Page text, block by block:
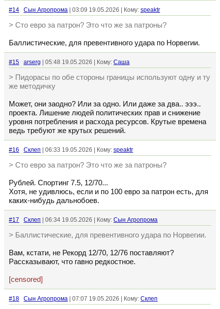
#14 Сын Агропрома | 03:09 19.05.2026 | Кому: speaktr
> Сто евро за патрон? Это что же за патроны?
Баллистические, для превентивного удара по Норвегии.
#15 arserg | 05:48 19.05.2026 | Кому: Cаша
> Пидорасы по обе стороны границы используют одну и ту
же методичку
Может, они заодно? Или за одно. Или даже за два.. эээ..
проекта. Лишение людей политических прав и снижение
уровня потребления и расхода ресурсов. Крутые времена
ведь требуют же крутых решений.
#16 Склеп | 06:33 19.05.2026 | Кому: speaktr
> Сто евро за патрон? Это что же за патроны?
Рублей. Спортинг 7.5, 12/70...
Хотя, не удивлюсь, если и по 100 евро за патрон есть, для
каких-нибудь дальнобоев.
#17 Склеп | 06:34 19.05.2026 | Кому: Сын Агропрома
> Баллистические, для превентивного удара по Норвегии.
Вам, кстати, не Рекорд 12/70, 12/76 поставляют?
Рассказывают, что гавно редкостное.
[censored]
#18 Сын Агропрома | 07:07 19.05.2026 | Кому: Склеп